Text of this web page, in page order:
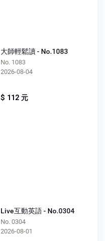
大師輕鬆讀 - No.1083
No. 1083
2026-08-04
$ 112 元
Live互動英語 - No.0304
No. 0304
2026-08-01